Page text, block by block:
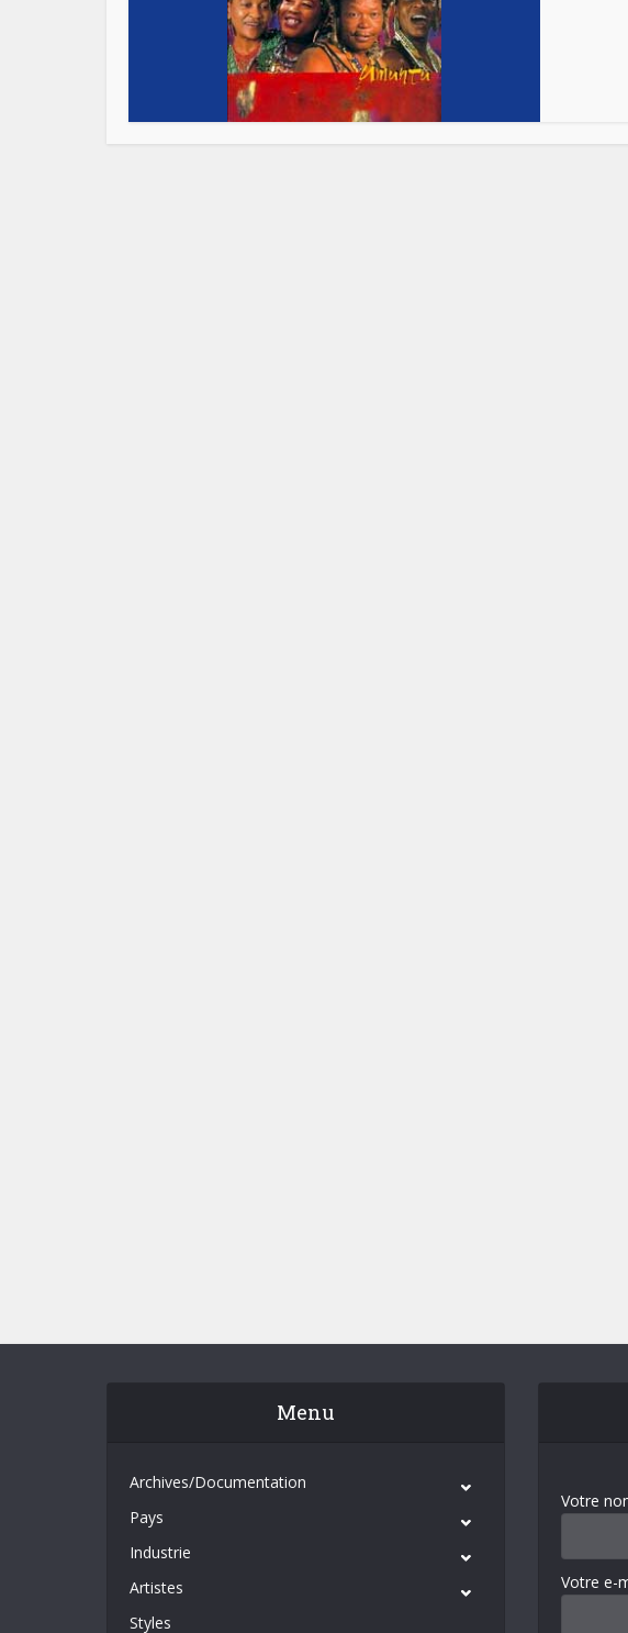
Menu
Archives/Documentation
Pays
Industrie
Artistes
Styles
Votre
Votre e-